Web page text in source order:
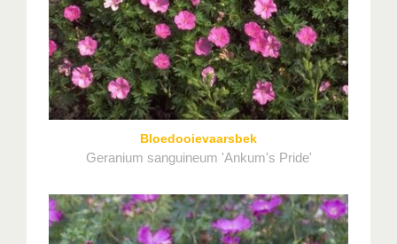
Bloedooievaarsbek
Geranium sanguineum 'Ankum's Pride'